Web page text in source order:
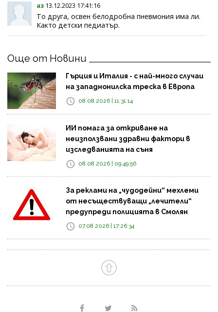
аз 13.12.2023 17:41:16
То друга, освен белодробна пневмония има ли.
Както детски педиатър.
Още от Новини
Гърция и Италия - с най-много случаи
на западнонилска треска в Европа
08.08.2026 | 11:31:14
ИИ помага за откриване на
неизползвани здравни фактори в
изследванията на съня
08.08.2026 | 09:49:56
За реклами на „чудодейни“ мехлеми
от несъществуващи „лечители“
предупреди полицията в Смолян
07.08.2026 | 17:26:34